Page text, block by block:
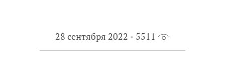
28 сентября 2022 5511